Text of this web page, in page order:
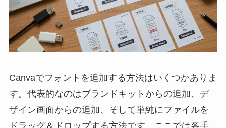
Canvaでフォントを追加する方法はいくつかありま
す。代表的なのはブランドキットからの追加、デ
ザイン画面からの追加、そして単純にファイルを